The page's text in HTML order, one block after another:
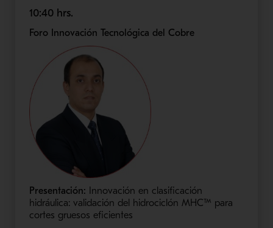
10:40 hrs.
Foro Innovación Tecnológica del Cobre
Presentación:
Innovación en clasificación
hidráulica: validación del hidrociclón MHC™ para
cortes gruesos eficientes